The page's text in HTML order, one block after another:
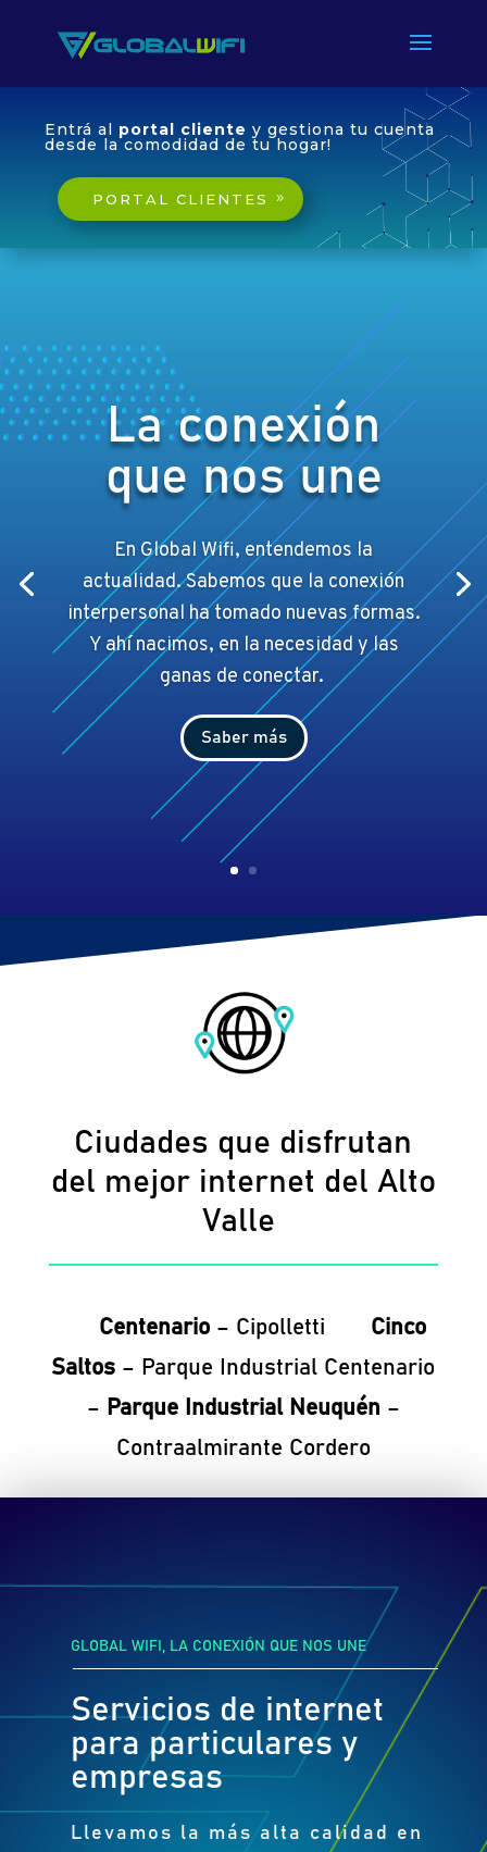
Entrá al portal cliente y gestiona tu cuenta
desde la comodidad de tu hogar!
PORTAL CLIENTES
La conexión
que nos une
En Global Wifi, entendemos la
actualidad. Sabemos que la conexión
interpersonal ha tomado nuevas formas.
Y ahí nacimos, en la necesidad y las
ganas de conectar.
Saber más
Ciudades que disfrutan
del mejor internet del Alto
Valle
Centenario – Cipolletti
Cinco
Saltos – Parque Industrial Centenario
– Parque Industrial Neuquén –
Contraalmirante Cordero
GLOBAL WIFI, LA CONEXIÓN QUE NOS UNE
Servicios de internet
para particulares y
empresas
Llevamos la más alta calidad en